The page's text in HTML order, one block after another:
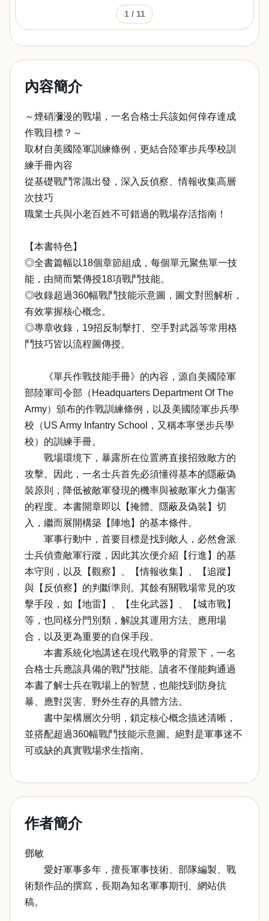
1/ 11
內容簡介
～煙硝瀰漫的戰場，一名合格士兵該如何倖存達成
作戰目標？～
取材自美國陸軍訓練條例，更結合陸軍步兵學校訓
練手冊內容
從基礎戰鬥常識出發，深入反偵察、情報收集高層
次技巧
職業士兵與小老百姓不可錯過的戰場存活指南！
【本書特色】
◎全書篇幅以18個章節組成，每個單元聚焦單一技
能，由簡而繁傳授18項戰鬥技能。
◎收錄超過360幅戰鬥技能示意圖，圖文對照解析，
有效掌握核心概念。
◎專章收錄，19招反制擊打、空手對武器等常用格
鬥技巧皆以流程圖傳授。
《單兵作戰技能手冊》的內容，源自美國陸軍
部陸軍司令部（Headquarters Department Of The
Army）頒布的作戰訓練條例，以及美國陸軍步兵學
校（US Army Infantry School，又稱本寧堡步兵學
校）的訓練手冊。
戰場環境下，暴露所在位置將直接招致敵方的
攻擊。因此，一名士兵首先必須懂得基本的隱蔽偽
裝原則，降低被敵軍發現的機率與被敵軍火力傷害
的程度。本書開章即以【掩體、隱蔽及偽裝】切
入，繼而展開構築【陣地】的基本條件。
軍事行動中，首要目標是找到敵人，必然會派
士兵偵查敵軍行蹤，因此其次便介紹【行進】的基
本守則，以及【觀察】、【情報收集】、【追蹤】
與【反偵察】的判斷準則。其餘有關戰場常見的攻
擊手段，如【地雷】、【生化武器】、【城市戰】
等，也同樣分門別類，解說其運用方法、應用場
合，以及更為重要的自保手段。
本書系統化地講述在現代戰爭的背景下，一名
合格士兵應該具備的戰鬥技能。讀者不僅能夠通過
本書了解士兵在戰場上的智慧，也能找到防身抗
暴、應對災害、野外生存的具體方法。
書中架構層次分明，鎖定核心概念描述清晰，
並搭配超過360幅戰鬥技能示意圖。絕對是軍事迷不
可或缺的真實戰場求生指南。
作者簡介
鄧敏
愛好軍事多年，擅長軍事技術、部隊編製、戰
術類作品的撰寫，長期為知名軍事期刊、網站供
稿。